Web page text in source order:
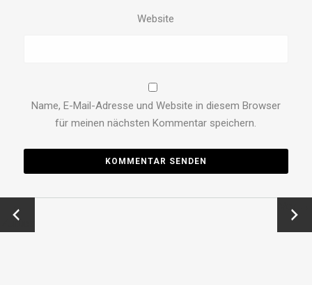
Website
Name, E-Mail-Adresse und Website in diesem Browser
für meinen nächsten Kommentar speichern.
Zurück
Vor →